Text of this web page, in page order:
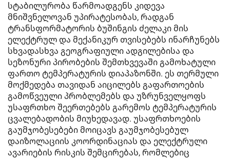
სტაბილურობა წარმოადგენს კიდევა
მნიშვნელოვან უპირატესობას, რადგან
ტრანსფორმატორის ბუშინგის ძელაკი მის
ელექტრულ და მექანიკურ თვისებებს ინარჩუნებს
სხვადასხვა გეოგრაფიული ადგილებისა და
სეზონური პირობების შემთხვევაში გამოხატული
ფართო ტემპერატურის დიაპაზონში. ეს თერმული
მოქმედება თავიდან აიცილებს გაფართოების
გამოწვეული პრობლემებს და უზრუნველყოფს
უსაფრთხო შეერთებებს გარემოს ტემპერატურის
ცვალებადობის მიუხედავად. უსაფრთხოების
გაუმჯობესებები მოიცავს გაუმჯობესებულ
დაიზოლაციის კოორდინაციას და ელექტრული
ავარიების რისკის შემცირებას, რომლებიც